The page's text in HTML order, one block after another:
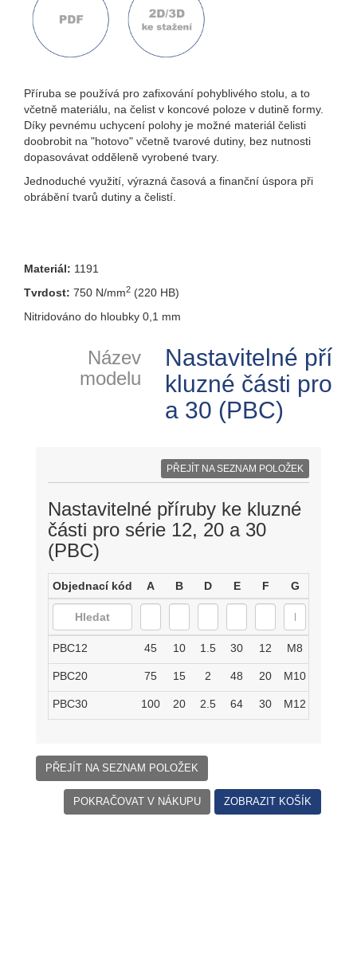
Příruba se používá pro zafixování pohyblivého stolu, a to
včetně materiálu, na čelist v koncové poloze v dutině formy.
Díky pevnému uchycení polohy je možné materiál čelisti
doobrobit na "hotovo" včetně tvarové dutiny, bez nutnosti
dopasovávat odděleně vyrobené tvary.
Jednoduché využití, výrazná časová a finanční úspora při
obrábění tvarů dutiny a čelistí.
Materiál: 1191
Tvrdost: 750 N/mm2 (220 HB)
Nitridováno do hloubky 0,1 mm